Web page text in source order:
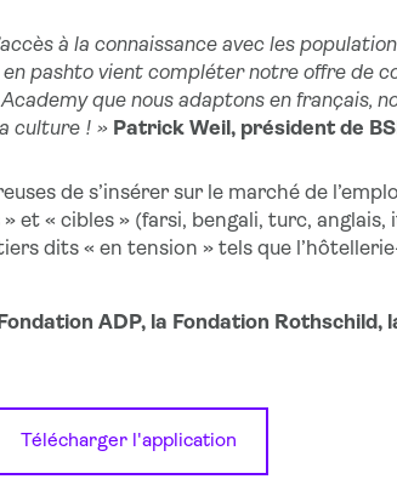
à la connaissance avec les
pashto vient compléter notre offre de
que nous adaptons en français,
culture ! » Patrick Weil, président de
de s’insérer sur le marché de
et « cibles » (farsi, bengali, turc,
dits « en tension » tels que
ADP, la Fondation Rothschild,
Télécharger l'application